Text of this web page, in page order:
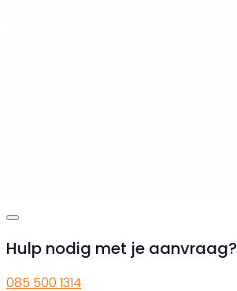
Hulp nodig met je aanvraag?
085 500 1314